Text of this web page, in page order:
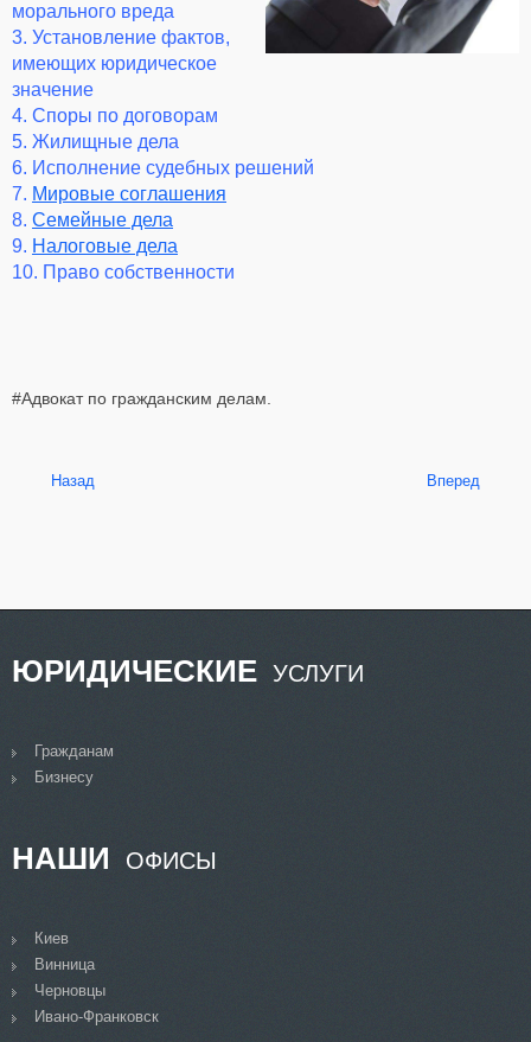
морального вреда
3. Установление фактов,
имеющих юридическое
значение
4. Споры по договорам
5. Жилищные дела
6. Исполнение судебных решений
7. Мировые соглашения
8. Семейные дела
9. Налоговые дела
10. Право собственности
#Адвокат по гражданским делам.
Назад Вперед
ЮРИДИЧЕСКИЕ УСЛУГИ
Гражданам
Бизнесу
НАШИ ОФИСЫ
Киев
Винница
Черновцы
Ивано-Франковск